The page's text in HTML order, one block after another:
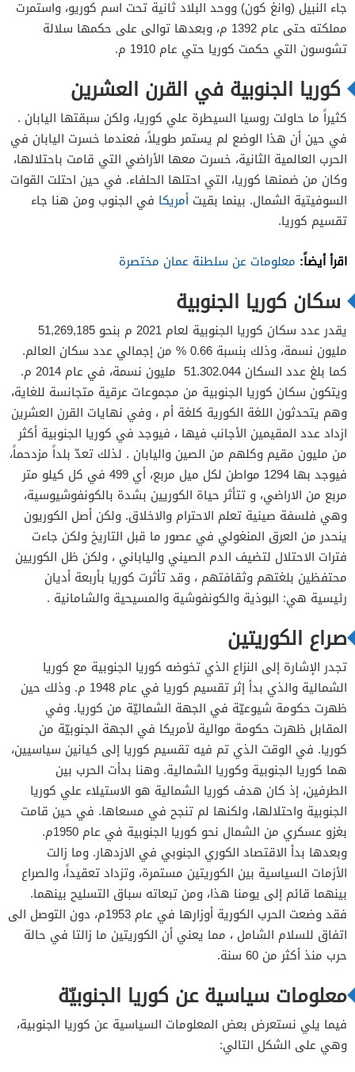
جاء النبيل (وانغ كون) ووحد البلاد ثانية تحت اسم كوريو، واستمرت
مملكته حتى عام 1392 م، وبعدها توالى على حكمها سلالة
تشوسون التي حكمت كوريا حتي عام 1910 م.
كوريا الجنوبية في القرن العشرين
كثيراً ما حاولت روسيا السيطرة علي كوريا، ولكن سبقتها اليابان .
في حين أن هذا الوضع لم يستمر طويلاً، فعندما خسرت اليابان في
الحرب العالمية الثانية، خسرت معها الأراضي التي قامت باحتلالها،
وكان من ضمنها كوريا، التي احتلها الحلفاء. في حين احتلت القوات
السوفيتية الشمال. بينما بقيت أمريكا في الجنوب ومن هنا جاء
تقسيم كوريا.
اقرأ أيضاً: معلومات عن سلطنة عمان مختصرة
سكان كوريا الجنوبية
يقدر عدد سكان كوريا الجنوبية لعام 2021 م بنحو 51,269,185
مليون نسمة، وذلك بنسبة 0.66 % من إجمالي عدد سكان العالم.
كما بلغ عدد السكان 51.302.044 مليون نسمة، في عام 2014 م.
ويتكون سكان كوريا الجنوبية من مجموعات عرقية متجانسة للغاية،
وهم يتحدثون اللغة الكورية كلغة أم ، وفي نهايات القرن العشرين
ازداد عدد المقيمين الأجانب فيها ، فيوجد في كوريا الجنوبية أكثر
من مليون مقيم وكلهم من الصين واليابان . لذلك تعدّ بلداً مزدحماً،
فيوجد بها 1294 مواطن لكل ميل مربع، أي 499 في كل كيلو متر
مربع من الاراضي، و تتأثر حياة الكوريين بشدة بالكونفوشيوسية،
وهي فلسفة صينية تعلم الاحترام والاخلاق. ولكن أصل الكوريون
ينحدر من العرق المنغولي في عصور ما قبل التاريخ ولكن جاءت
فترات الاحتلال لتضيف الدم الصيني والياباني ، ولكن ظل الكوريين
محتفظين بلغتهم وثقافتهم ، وقد تأثرت كوريا بأربعة أديان
رئيسية هي: البوذية والكونفوشية والمسيحية والشامانية .
صراع الكوريتين
تجدر الإشارة إلى النزاع الذي تخوضه كوريا الجنوبية مع كوريا
الشمالية والذي بدأ إثر تقسيم كوريا في عام 1948 م. وذلك حين
ظهرت حكومة شيوعيّة في الجهة الشماليّة من كوريا. وفي
المقابل ظهرت حكومة موالية لأمريكا في الجهة الجنوبيّة من
كوريا. في الوقت الذي تم فيه تقسيم كوريا إلى كيانين سياسيين،
هما كوريا الجنوبية وكوريا الشمالية. وهنا بدأت الحرب بين
الطرفين، إذ كان هدف كوريا الشمالية هو الاستيلاء علي كوريا
الجنوبية واحتلالها، ولكنها لم تنجح في مسعاها. في حين قامت
بغزو عسكري من الشمال نحو كوريا الجنوبية في عام 1950م.
وبعدها بدأ الاقتصاد الكوري الجنوبي في الازدهار. وما زالت
الأزمات السياسية بين الكوريتين مستمرة، وتزداد تعقيداً، والصراع
بينهما قائم إلى يومنا هذا، ومن تبعاته سباق التسليح بينهما.
فقد وضعت الحرب الكورية أوزارها في عام 1953م، دون التوصل الى
اتفاق للسلام الشامل ، مما يعني أن الكوريتين ما زالتا في حالة
حرب منذ أكثر من 60 سنة.
معلومات سياسية عن كوريا الجنوبيّة
فيما يلي نستعرض بعض المعلومات السياسية عن كوريا الجنوبية،
وهي على الشكل التالي: